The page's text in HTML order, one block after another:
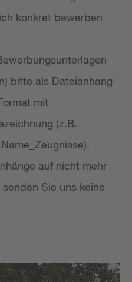
konkret bewerben
bitte als Dateianhang
mit
(z.B.
auf nicht mehr
Sie uns keine